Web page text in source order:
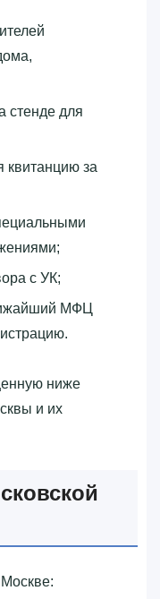
стенде для
квитанцию за
с УК;
МФЦ
ниже
и их